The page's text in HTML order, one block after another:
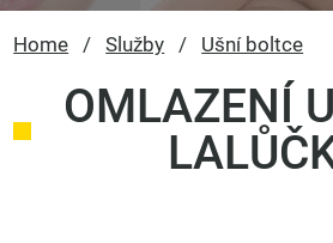
Home / Služby / Ušní boltce
OMLAZENÍ